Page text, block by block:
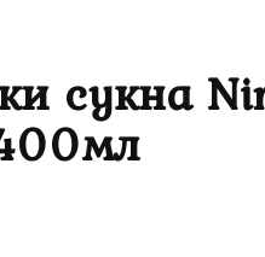
сукна